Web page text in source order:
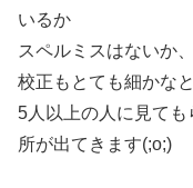
いるか
スペルミスはないか
校正もとても細かな
5人以上の人に見て
所が出てきます(;o;)